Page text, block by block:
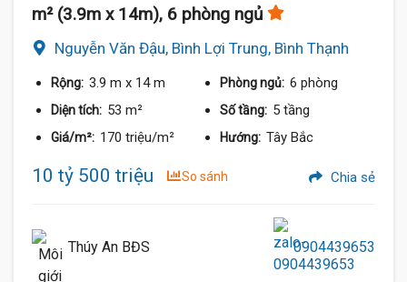
m² (3.9m x 14m), 6 phòng ngủ
Nguyễn Văn Đậu, Bình Lợi Trung, Bình Thạnh
Rộng: 3.9 m x 14 m Phòng ngủ: 6 phòng
Diện tích: 53 m² Số tầng: 5 tầng
Giá/m²: 170 triệu/m² Hướng: Tây Bắc
10 tỷ 500 triệu So sánh Chia sẻ
Thúy An BĐS 0904439653